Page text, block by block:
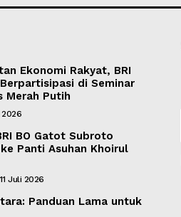
Ekonomi Rakyat, BRI
di Seminar
Merah Putih
2026
BO Gatot Subroto
Panti Asuhan Khoirul
Juli 2026
Panduan Lama untuk